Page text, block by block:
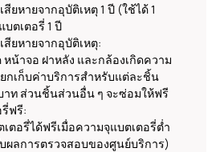
ยหายจากอุบัติเหตุ 1 ปี (ใช้ได้ 1
บตเตอรี่ 1 ปี
ยหายจากอุบัติเหตุ:
น้าจอ ฝาหลัง และกล้องเกิดความ
ยกเก็บค่าบริการสำหรับแต่ละชิ้น
าท ส่วนชิ้นส่วนอื่น ๆ จะซ่อมให้ฟรี
ฟรี:
ตอรี่ได้ฟรีเมื่อความจุแบตเตอรี่ต่ำ
ผลการตรวจสอบของศูนย์บริการ)